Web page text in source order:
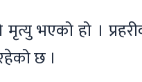
भएको हो ।
छ ।